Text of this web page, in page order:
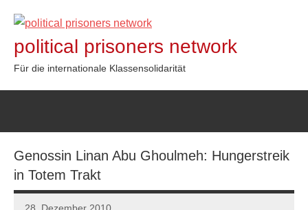
Inhalt
springen
political prisoners network
Für die internationale Klassensolidarität
Genossin Linan Abu Ghoulmeh: Hungerstreik
in Totem Trakt